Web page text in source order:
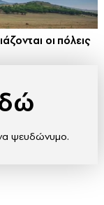
οι πόλεις
ψευδώνυμο.